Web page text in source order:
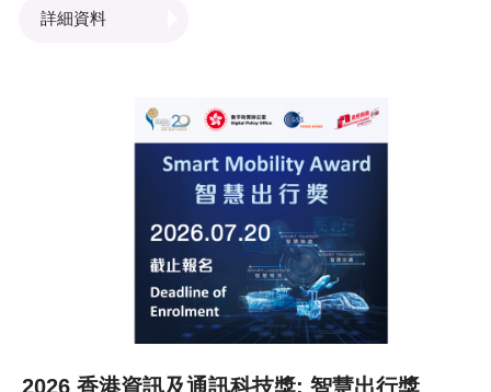
詳細資料
2026 香港資訊及通訊科技獎: 智慧出行獎